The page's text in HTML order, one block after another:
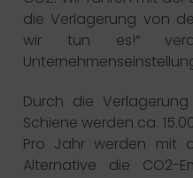
die Verlagerung von
wir tun es!“
Durch die
Schiene werden ca.
Pro Jahr werden mit
Alternative die CO2-